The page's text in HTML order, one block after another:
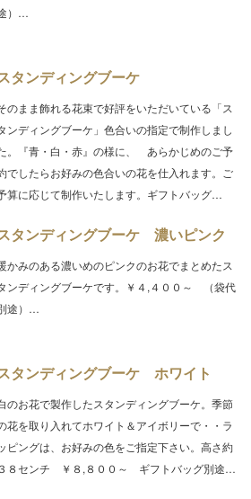
）…
タンディングブーケ
のまま飾れる花束で好評をいただいている「ス
ンディングブーケ」色合いの指定で制作しまし
。『青・白・赤』の様に、 あらかじめのご予
でしたらお好みの色合いの花を仕入れます。ご
算に応じて制作いたします。ギフトバッグ…
タンディングブーケ 濃いピンク
かみのある濃いめのピンクのお花でまとめたス
ンディングブーケです。￥４,４００～ （袋代
途）…
タンディングブーケ ホワイト
のお花で製作したスタンディングブーケ。季節
花を取り入れてホワイト＆アイボリーで・・ラ
ピングは、お好みの色をご指定下さい。高さ約
３８センチ ￥８,８００～ ギフトバッグ別途…